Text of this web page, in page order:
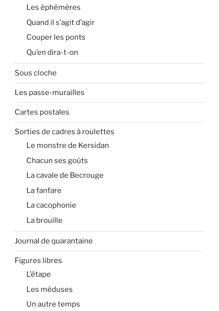
Les éphémères
Quand il s’agit d’agir
Couper les ponts
Qu’en dira-t-on
Sous cloche
Les passe-murailles
Cartes postales
Sorties de cadres à roulettes
Le monstre de Kersidan
Chacun ses goûts
La cavale de Becrouge
La fanfare
La cacophonie
La brouille
Journal de quarantaine
Figures libres
L’étape
Les méduses
Un autre temps